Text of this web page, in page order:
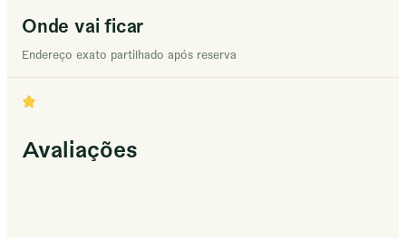
Onde vai ficar
Endereço exato partilhado após reserva
Avaliações